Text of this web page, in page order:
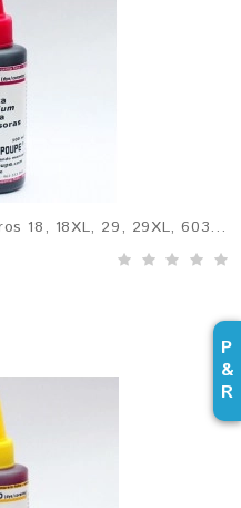
Tinta Premium p/ Epson, tinteiros 18, 18XL, 29, 29XL, 603, T0483, T0793, T0803, Ecotank 664 e 774, etc. MAGENTA
P
&
R